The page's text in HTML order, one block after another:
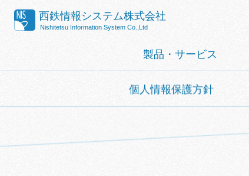
西鉄情報システム株式会社
Nishitetsu Information System Co.,Ltd
製品・サービス
個人情報保護方針